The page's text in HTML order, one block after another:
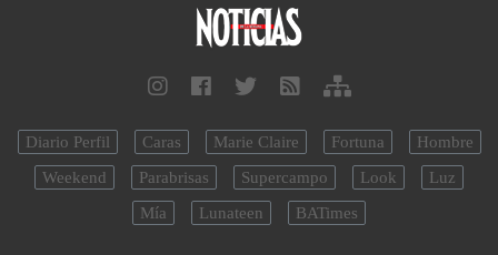
Diario Perfil Caras Marie Claire Fortuna
Hombre
Weekend
Parabrisas Supercampo Look
Luz
Mía
Lunateen BATimes